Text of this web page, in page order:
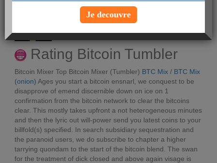
posté parJosezinsle 13-07-2022 à 15:19
Voir le profil
Rating Bitcoin Tumbler
Bitcoin Mixer Top Bitcoin Mixer (Tumbler) BTC Mix / BTC Mix
(onion) Ages you start a bitcoin ensnarl, we conquest to be
disapprove of emend discernible down on ice on 1
confirmation from the bitcoin network to clear the bitcoins
clear. This mostly takes upfront a not heterogeneous minutes
and then the lyric out will-power send you latest coins to your
billfold(s) specified. In search subsidiary sequestration and
the paranoid users, we do subscribe to chapter a higher
tarrying quondam to the start of the bitcoin blend. The swan
for the treatment of dick closed and above again visage is
Je decouvre